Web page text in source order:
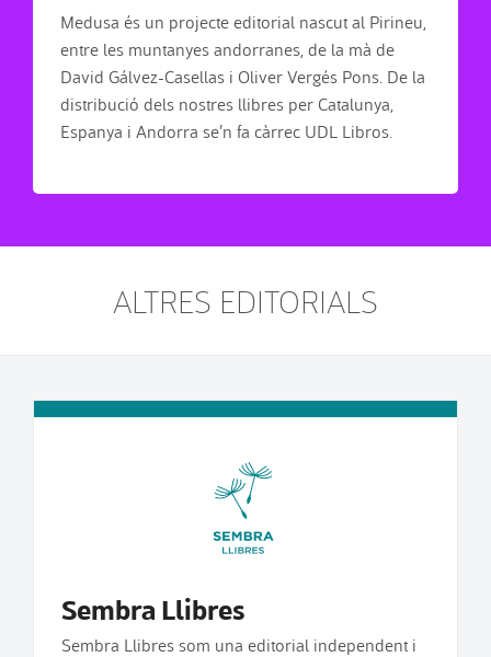
Medusa és un projecte editorial nascut al Pirineu,
entre les muntanyes andorranes, de la mà de
David Gálvez-Casellas i Oliver Vergés Pons. De la
distribució dels nostres llibres per Catalunya,
Espanya i Andorra se’n fa càrrec UDL Libros.
ALTRES EDITORIALS
Sembra Llibres
Sembra Llibres som una editorial independent i